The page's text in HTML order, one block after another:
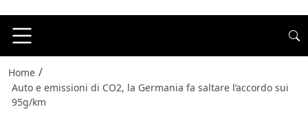
Home /
Auto e emissioni di CO2, la Germania fa saltare l’accordo sui
95g/km